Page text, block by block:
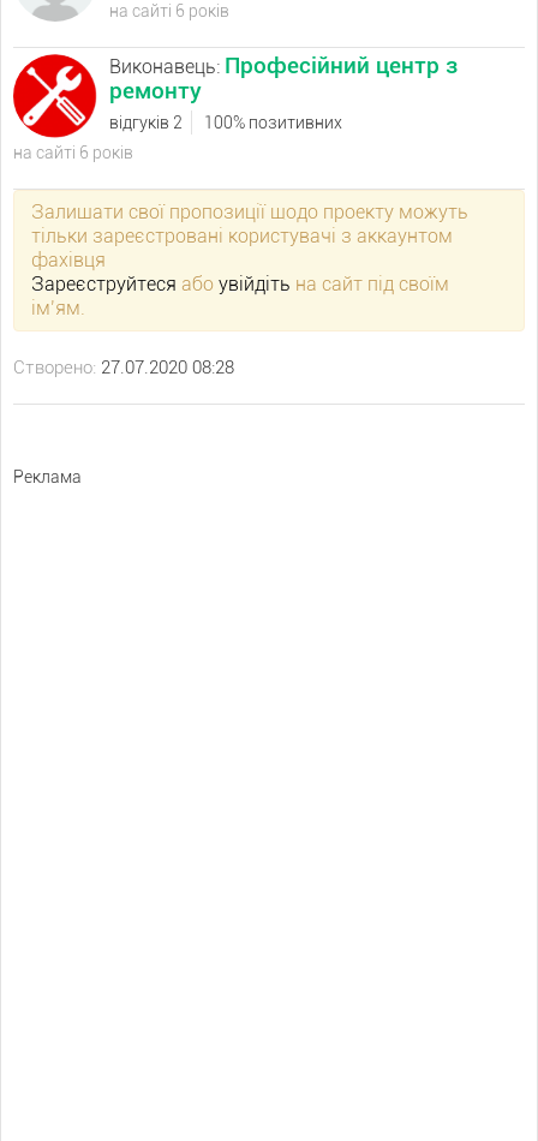
на сайті 6 років
Виконавець: Професійний центр з
ремонту
відгуків 2
100% позитивних
на сайті 6 років
Залишати свої пропозиції щодо проекту можуть
тільки зареєстровані користувачі з аккаунтом
фахівця
Зареєструйтеся або увійдіть на сайт під своїм
ім’ям.
Створено: 27.07.2020 08:28
Реклама